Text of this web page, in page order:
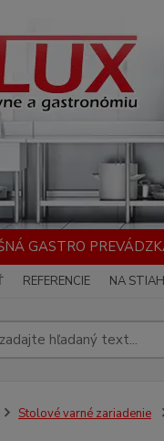
GASTRO
REFERENCIE NA
Stolové varné zariadenie